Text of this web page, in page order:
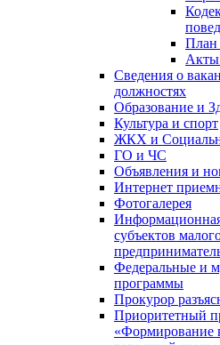
План
Акты
Сведения о
должностях
Образование и
Культура и спорт
ЖКХ и
ГО и ЧС
Объявления и
Интернет
Фотогалерея
субъектов
Федеральные и
программы
Прокурор
Приоритетный
«Формирование